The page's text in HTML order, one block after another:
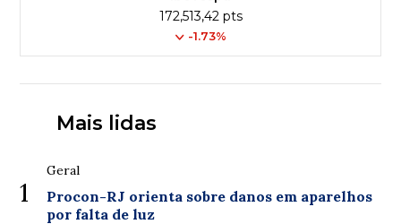
172,513,42 pts
-1.73%
Mais lidas
1
Geral
Procon-RJ orienta sobre danos em aparelhos
por falta de luz